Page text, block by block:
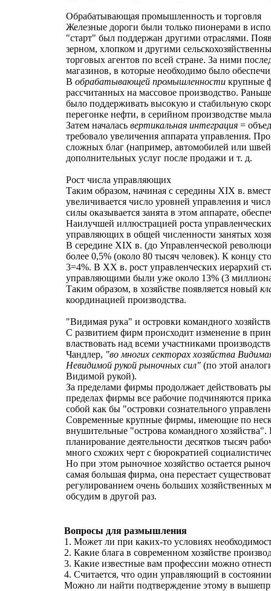
Обрабатывающая промышленность и торговля
Железные дороги были только пионерами в
"старт" был поддержан другими отраслями.
зерном, хлопком и другими
торговых агентов по всей стране. За ними
магазинов, в которые необходимо было
В обрабатывающей промышленности крупные
рассчитанных на массовое производство.
было поддерживать высокую и стабильную
перегонке нефти, в серийном производстве
Затем началась вертикальная интеграция =
требовало увеличения аппарата управления.
сложных благ (например, автомобилей или
дополнительных услуг после продажи и т. д.
Рост числа управляющих
Таким образом, начиная с середины XIX в.
увеличивается число уровней управления и
силы оказывается занята в этом аппарате,
Наилучшей иллюстрацией роста
управляющих в общей численности занятых
В середине XIX в. (до Управленческой
более 0,5% (около 80 тысяч человек). К концу
3=4%. В XX в. рост управленческих иерархий
управляющими были уже около 13% (3
Таким образом, в хозяйстве появляется новый
координацией производства.
"Видимая рука" и островки командного
С развитием фирм происходит изменение в
властвовать над всеми участниками
Чандлер, "во многих секторах хозяйства
Невидимой рукой рыночных сил" (по этой
Видимой рукой).
За пределами фирмы продолжает действовать
пределах фирмы все рабочие подчиняются
собой как бы "островки сознательного
Современные крупные фирмы, имеющие по
внушительные "острова командного хозяйства".
планирование деятельности десятков тысяч
много схожих черт с бюрократией
Но при этом рыночное хозяйство остается
самая большая фирма, она перестает
регулированием очень больших
обсудим в другой раз.
Вопросы для размышления
1. Может ли при каких-то условиях
2. Какие блага в современном хозяйстве
3. Какие известные вам профессии можно
4. Считается, что один управляющий в
Можно ли найти подтверждение этому в